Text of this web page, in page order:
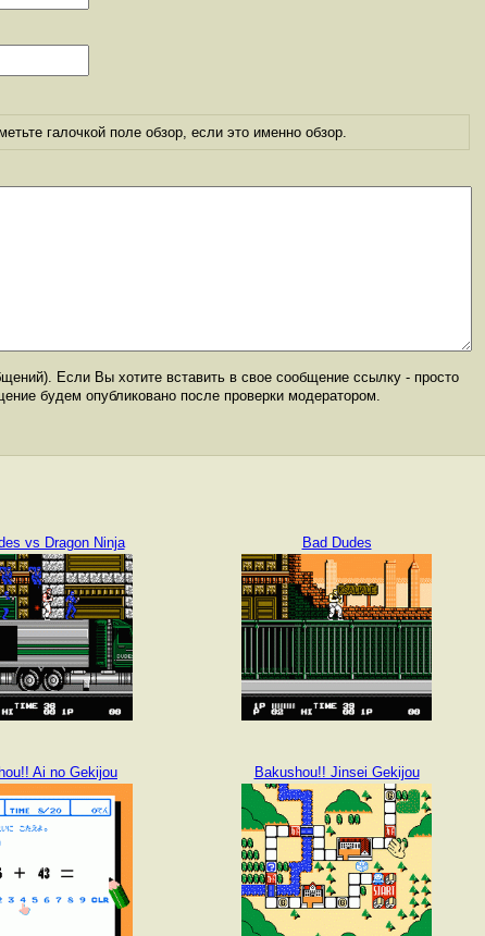
галочкой поле обзор, если это именно обзор.
Если Вы хотите вставить в свое сообщение ссылку - просто
будем опубликовано после проверки модератором.
vs Dragon Ninja Bad Dudes
Ai no Gekijou Bakushou!! Jinsei Gekijou